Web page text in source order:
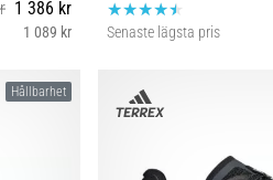
1 386 kr
1 089 kr Senaste lägsta pris
Hållbarhet